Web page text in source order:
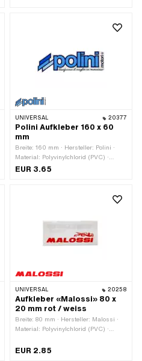
UNIVERSAL 20377
Polini Aufkleber 160 x 60
mm
Breite: 160 mm · Hersteller: Polini ·
Material: Polyvinylchlorid (PVC) ·
Verwendungsort: Universal ·
EUR 3.65
UNIVERSAL 20258
Aufkleber «Malossi» 80 x
20 mm rot / weiss
Breite: 80 mm · Hersteller: Malossi ·
Material: Polyvinylchlorid (PVC) ·
· Farbe: weiss · Beschaffenheit
EUR 2.85